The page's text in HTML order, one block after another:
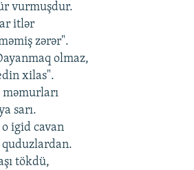
vurmuşdur.
itlər
zərər".
olmaz,
xilas".
sarı.
igid cavan
quduzlardan.
tökdü,